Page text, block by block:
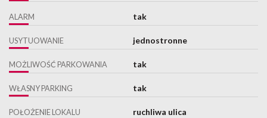
ALARM tak
USYTUOWANIE jednostronne
MOŻLIWOŚĆ PARKOWANIA tak
WŁASNY PARKING tak
POŁOŻENIE LOKALU ruchliwa ulica